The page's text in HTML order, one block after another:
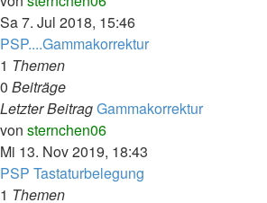
Beitrag
Sa 7. Jul 2018, 15:46
PSP....Gammakorrektur
1 Themen
0 Beiträge
Letzter BeitragGammakorrektur
von sternchen06Neuester
Beitrag
Mi 13. Nov 2019, 18:43
PSP Tastaturbelegung
1 Themen